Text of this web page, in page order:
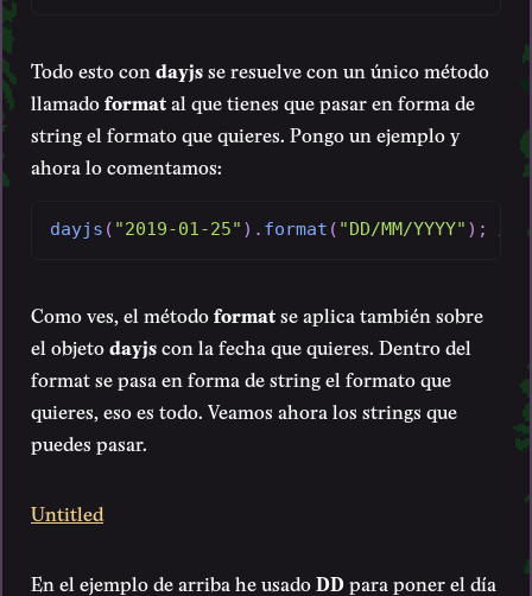
Todo esto con dayjsse resuelve con un único método
llamadoformatal que tienes que pasar en forma de
string el formato que quieres. Pongo un ejemplo y
ahora lo comentamos:
dayjs ( "2019-01-25" ) . format ( "DD/MM/YYYY" ) ; //
Como ves, el métodoformatse aplica también sobre
el objetodayjscon la fecha que quieres. Dentro del
format se pasa en forma de string el formato que
quieres, eso es todo. Veamos ahora los strings que
puedes pasar.
Untitled
En el ejemplo de arriba he usadoDDpara poner el día